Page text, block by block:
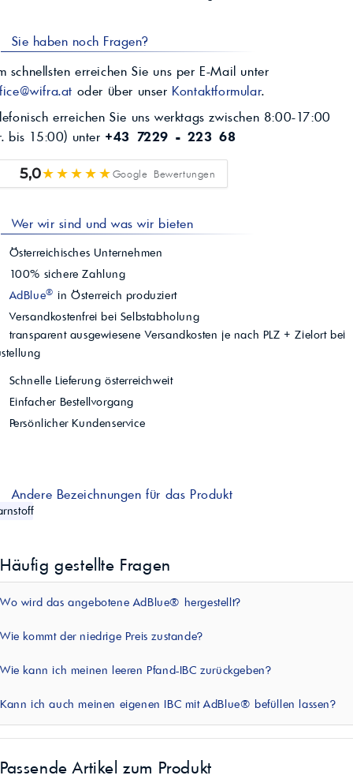
Sie haben noch Fragen?
schnellsten erreichen Sie uns per E-Mail unter
oder über unser Kontaktformular.
erreichen Sie uns werktags zwischen 8:00-17:00
bis 15:00) unter +43 7229 - 223 68
5,0★★★★★Google Bewertungen
Wer wir sind und was wir bieten
Österreichisches Unternehmen
100% sichere Zahlung
AdBlue® in Österreich produziert
Versandkostenfrei bei Selbstabholung
transparent ausgewiesene Versandkosten je nach PLZ + Zielort bei
Schnelle Lieferung österreichweit
Einfacher Bestellvorgang
Persönlicher Kundenservice
Andere Bezeichnungen für das Produkt
Häufig gestellte Fragen
Wo wird das angebotene AdBlue® hergestellt?
Wie kommt der niedrige Preis zustande?
Wie kann ich meinen leeren Pfand-IBC zurückgeben?
Kann ich auch meinen eigenen IBC mit AdBlue® befüllen lassen?
Passende Artikel zum Produkt